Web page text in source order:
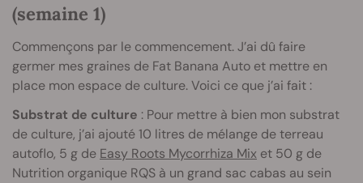
(semaine 1)
Commençons par le commencement. J’ai dû faire
germer mes graines de Fat Banana Auto et mettre en
place mon espace de culture. Voici ce que j’ai fait :
Substrat de culture : Pour mettre à bien mon substrat
de culture, j’ai ajouté 10 litres de mélange de terreau
autoflo, 5 g de Easy Roots Mycorrhiza Mix et 50 g de
Nutrition organique RQS à un grand sac cabas au sein